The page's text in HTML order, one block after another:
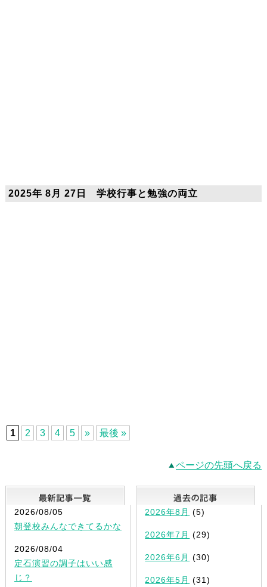
2025年 8月 27日 学校行事と勉強の両立
1 2 3 4 5 » 最後 »
ページの先頭へ戻る
最新記事一覧
2026/08/05
朝登校みんなできてるかな
2026/08/04
定石演習の調子はいい感
じ？
2026年8月 (5)
2026年7月 (29)
2026年6月 (30)
2026年5月 (31)